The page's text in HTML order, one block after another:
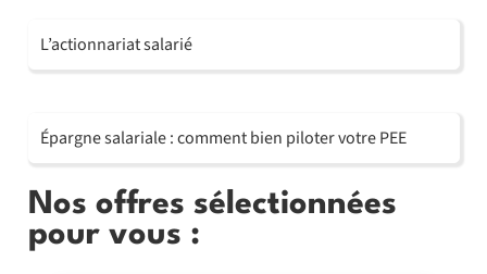
L’actionnariat salarié
Épargne salariale : comment bien piloter votre PEE
Nos offres sélectionnées
pour vous :